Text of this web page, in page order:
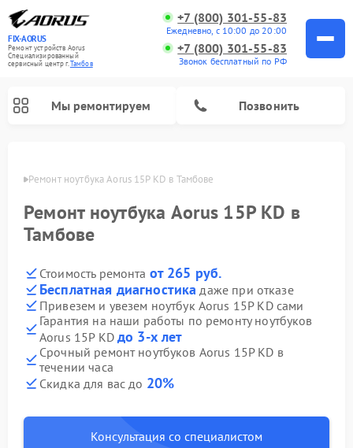
FIX-AORUS
Ремонт устройств Aorus
Специализированный
cервисный центр г.Тамбов
+7 (800) 301-55-83
Ежедневно, с 10:00 до 20:00
+7 (800) 301-55-83
Звонок бесплатный по РФ
Мы ремонтируем Позвонить
Ремонт ноутбука Aorus 15P KD в Тамбове
Ремонт ноутбука Aorus 15P KD в
Тамбове
Стоимость ремонта от 265 руб.
Бесплатная диагностика даже при отказе
Привезем и увезем ноутбук Aorus 15P KD сами
Гарантия на наши работы по ремонту ноутбуков
Aorus 15P KD до 3-х лет
Срочный ремонт ноутбуков Aorus 15P KD в
течении часа
Скидка для вас до 20%
Консультация со специалистом